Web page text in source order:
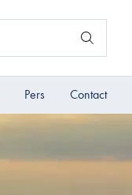
Pers Contact